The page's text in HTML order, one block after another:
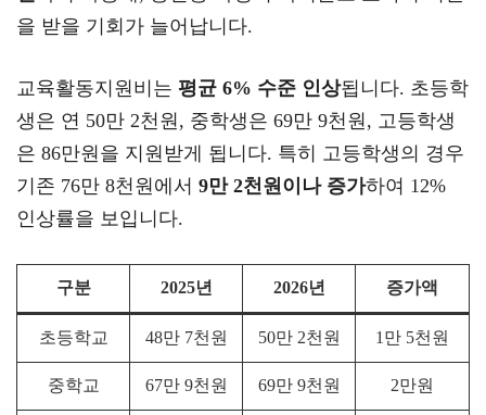
을 받을 기회가 늘어납니다.
교육활동지원비는 평균 6% 수준 인상됩니다. 초등학
생은 연 50만 2천원, 중학생은 69만 9천원, 고등학생
은 86만원을 지원받게 됩니다. 특히 고등학생의 경우
기존 76만 8천원에서 9만 2천원이나 증가하여 12%
인상률을 보입니다.
구분 2025년 2026년 증가액
초등학교 48만 7천원 50만 2천원 1만 5천원
중학교 67만 9천원 69만 9천원 2만원